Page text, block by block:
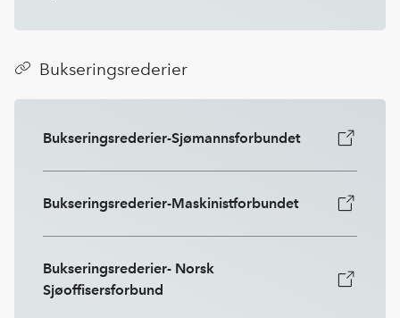
Bukseringsrederier
Bukseringsrederier-Sjømannsforbundet
Bukseringsrederier-Maskinistforbundet
Bukseringsrederier- Norsk
Sjøoffisersforbund